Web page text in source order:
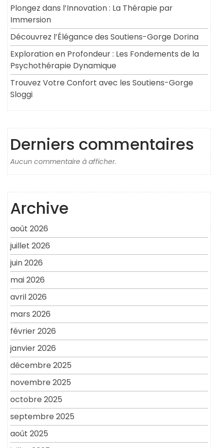
Plongez dans l’Innovation : La Thérapie par
Immersion
Découvrez l’Élégance des Soutiens-Gorge Dorina
Exploration en Profondeur : Les Fondements de la
Psychothérapie Dynamique
Trouvez Votre Confort avec les Soutiens-Gorge
Sloggi
Derniers commentaires
Aucun commentaire à afficher.
Archive
août 2026
juillet 2026
juin 2026
mai 2026
avril 2026
mars 2026
février 2026
janvier 2026
décembre 2025
novembre 2025
octobre 2025
septembre 2025
août 2025